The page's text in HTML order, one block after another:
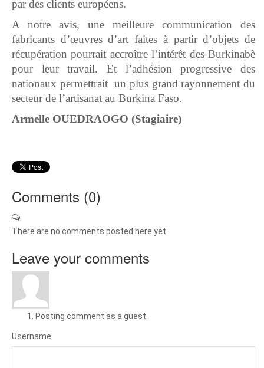
par des clients européens.
A notre avis, une meilleure communication des
fabricants d’œuvres d’art faites à partir d’objets de
récupération pourrait accroître l’intérêt des Burkinabè
pour leur travail. Et l’adhésion progressive des
nationaux permettrait un plus grand rayonnement du
secteur de l’artisanat au Burkina Faso.
Armelle OUEDRAOGO (Stagiaire)
Comments (0)
There are no comments posted here yet
Leave your comments
Posting comment as a guest.
Username